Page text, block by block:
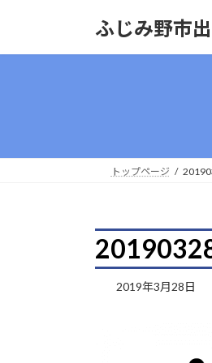
ふじみ野市
トップページ
2019年3月28日